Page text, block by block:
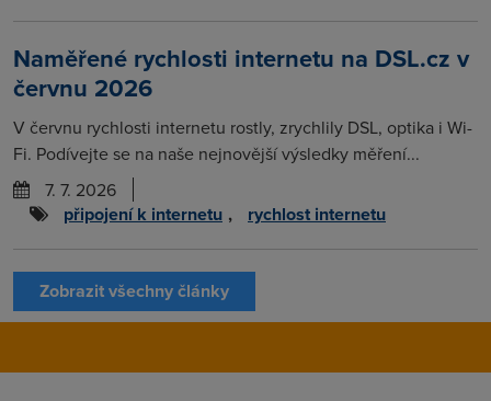
Naměřené rychlosti internetu na DSL.cz v
červnu 2026
V červnu rychlosti internetu rostly, zrychlily DSL, optika i Wi-
Fi. Podívejte se na naše nejnovější výsledky měření...
7. 7. 2026
připojení k internetu , rychlost internetu
Zobrazit všechny články